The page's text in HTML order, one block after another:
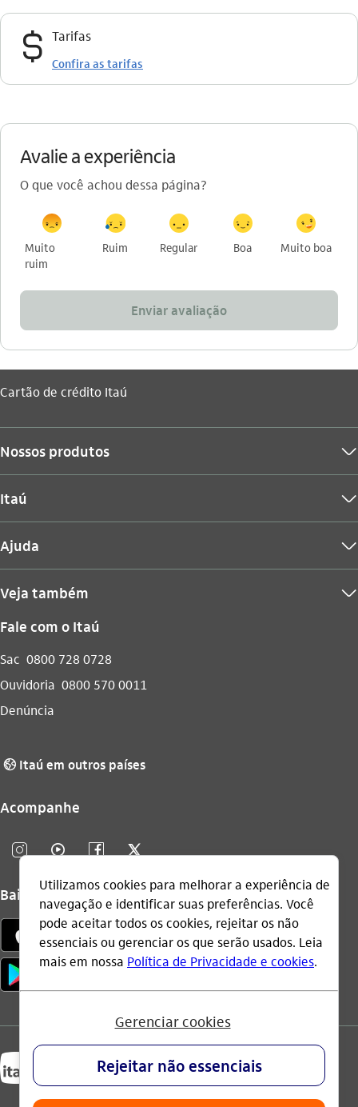
cifrao Tarifas
Confira as tarifas
Avalie a experiência
O que você achou dessa página?
Muito
ruim
Ruim Regular Boa Muito boa
Enviar avaliação
Você está aqui:
Cartão de crédito Itaú
Nossos produtos seta_baixo
Itaú seta_baixo
Ajuda seta_baixo
Veja também seta_baixo
Fale com o Itaú
Sac 0800 728 0728
Ouvidoria 0800 570 0011
Denúncia
globo_outline Itaú em outros países
Acompanhe
instagram_outline video_outline facebook_outline twitter_outline
Baixe o app